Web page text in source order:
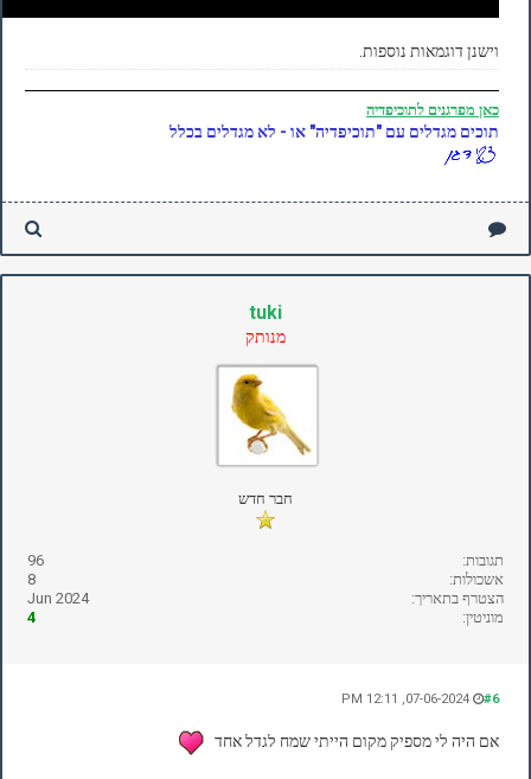
וישנן דוגמאות נוספות.
כאן מפרגנים לתוכיפדיה
תוכים מגדלים עם "תוכיפדיה" או - לא מגדלים בכלל
tuki
מנותק
חבר חדש
תגובות:
96
אשכולות:
8
הצטרף בתאריך:
Jun 2024
מוניטין:
4
#6
אם היה לי מספיק מקום הייתי שמח לגדל אחד